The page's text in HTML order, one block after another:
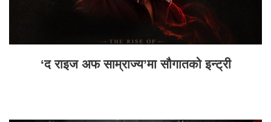
‘द राइज अफ साम्राज्य’मा सौगातको इन्ट्री